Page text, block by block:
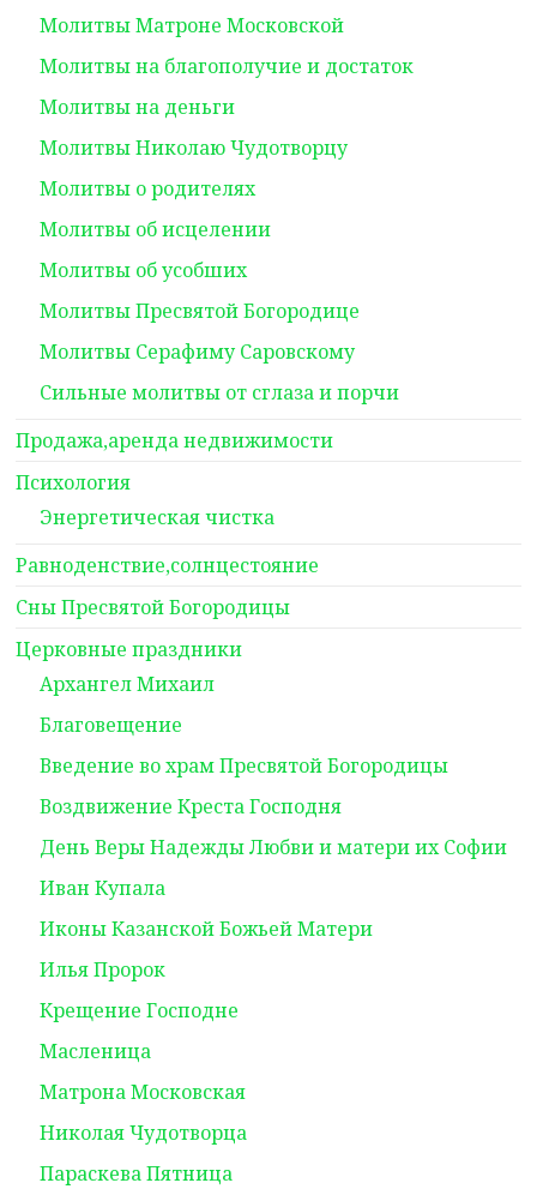
Молитвы Матроне Московской
Молитвы на благополучие и достаток
Молитвы на деньги
Молитвы Николаю Чудотворцу
Молитвы о родителях
Молитвы об исцелении
Молитвы об усобших
Молитвы Пресвятой Богородице
Молитвы Серафиму Саровскому
Сильные молитвы от сглаза и порчи
Продажа,аренда недвижимости
Психология
Энергетическая чистка
Равноденствие,солнцестояние
Сны Пресвятой Богородицы
Церковные праздники
Архангел Михаил
Благовещение
Введение во храм Пресвятой Богородицы
Воздвижение Креста Господня
День Веры Надежды Любви и матери их Софии
Иван Купала
Иконы Казанской Божьей Матери
Илья Пророк
Крещение Господне
Масленица
Матрона Московская
Николая Чудотворца
Параскева Пятница